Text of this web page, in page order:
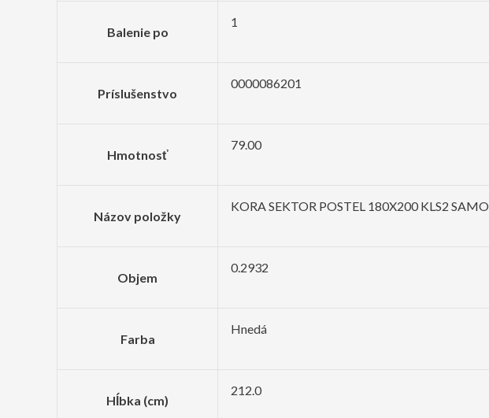
Balenie po
1
Príslušenstvo
0000086201
Hmotnosť
79.00
Názov položky
KORA SEKTOR POSTEL 180X200 KLS2
Objem
0.2932
Farba
Hnedá
Hĺbka (cm)
212.0